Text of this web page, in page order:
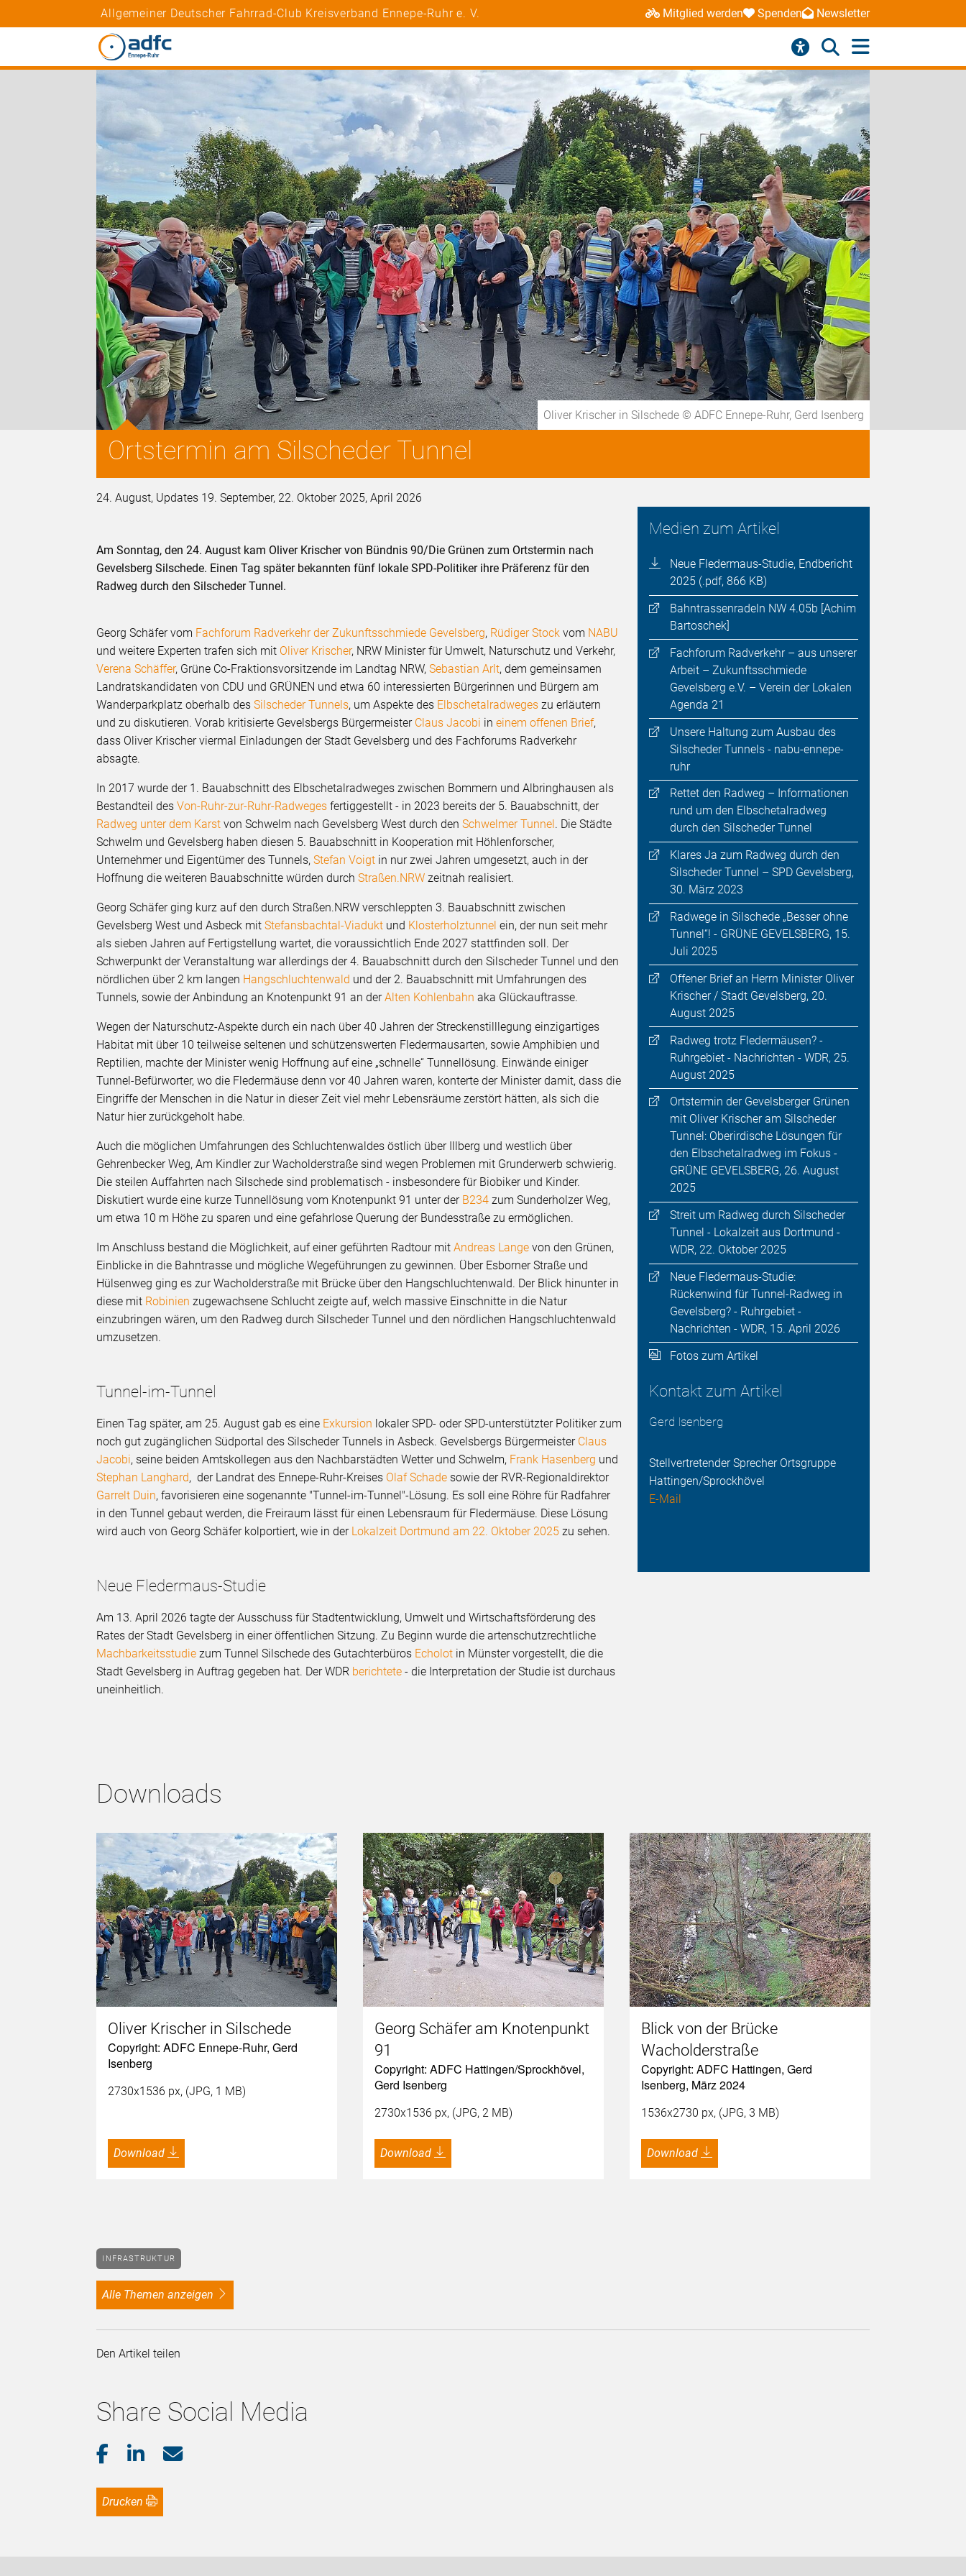
Allgemeiner Deutscher Fahrrad-Club Kreisverband Ennepe-Ruhr e. V. Mitglied werden Spenden Newsletter
Oliver Krischer in Silschede © ADFC Ennepe-Ruhr, Gerd Isenberg
Ortstermin am Silscheder Tunnel
24. August, Updates 19. September, 22. Oktober 2025, April 2026
Medien zum Artikel
Neue Fledermaus-Studie, Endbericht
2025 (.pdf, 866 KB)
Bahntrassenradeln NW 4.05b [Achim
Bartoschek]
Fachforum Radverkehr – aus unserer
Arbeit – Zukunftsschmiede
Gevelsberg e.V. – Verein der Lokalen
Agenda 21
Unsere Haltung zum Ausbau des
Silscheder Tunnels - nabu-ennepe-
ruhr
Rettet den Radweg – Informationen
rund um den Elbschetalradweg
durch den Silscheder Tunnel
Klares Ja zum Radweg durch den
Silscheder Tunnel – SPD Gevelsberg,
30. März 2023
Radwege in Silschede „Besser ohne
Tunnel“! - GRÜNE GEVELSBERG, 15.
Juli 2025
Offener Brief an Herrn Minister Oliver
Krischer / Stadt Gevelsberg, 20.
August 2025
Radweg trotz Fledermäusen? -
Ruhrgebiet - Nachrichten - WDR, 25.
August 2025
Ortstermin der Gevelsberger Grünen
mit Oliver Krischer am Silscheder
Tunnel: Oberirdische Lösungen für
den Elbschetalradweg im Fokus -
GRÜNE GEVELSBERG, 26. August
2025
Streit um Radweg durch Silscheder
Tunnel - Lokalzeit aus Dortmund -
WDR, 22. Oktober 2025
Neue Fledermaus-Studie:
Rückenwind für Tunnel-Radweg in
Gevelsberg? - Ruhrgebiet -
Nachrichten - WDR, 15. April 2026
Fotos zum Artikel
Kontakt zum Artikel
Gerd Isenberg
Stellvertretender Sprecher Ortsgruppe
Hattingen/Sprockhövel
E-Mail
Am Sonntag, den 24. August kam Oliver Krischer von Bündnis 90/Die Grünen zum Ortstermin nach
Gevelsberg Silschede. Einen Tag später bekannten fünf lokale SPD-Politiker ihre Präferenz für den
Radweg durch den Silscheder Tunnel.
Georg Schäfer vom Fachforum Radverkehr der Zukunftsschmiede Gevelsberg, Rüdiger Stock vom NABU
und weitere Experten trafen sich mit Oliver Krischer, NRW Minister für Umwelt, Naturschutz und Verkehr,
Verena Schäffer, Grüne Co-Fraktionsvorsitzende im Landtag NRW,Sebastian Arlt, dem gemeinsamen
Landratskandidaten von CDU und GRÜNEN und etwa 60 interessierten Bürgerinnen und Bürgern am
Wanderparkplatz oberhalb desSilscheder Tunnels, um Aspekte des Elbschetalradweges zu erläutern
und zu diskutieren. Vorab kritisierte Gevelsbergs Bürgermeister Claus Jacobi ineinem offenen Brief,
dass Oliver Krischer viermal Einladungen der Stadt Gevelsberg und des Fachforums Radverkehr
absagte.
In 2017 wurde der 1. Bauabschnitt des Elbschetalradweges zwischen Bommern und Albringhausen als
Bestandteil desVon-Ruhr-zur-Ruhr-Radweges fertiggestellt - in 2023 bereits der 5. Bauabschnitt, der
Radweg unter dem Karst von Schwelm nach Gevelsberg West durch denSchwelmer Tunnel. Die Städte
Schwelm und Gevelsberg haben diesen 5. Bauabschnitt in Kooperation mit Höhlenforscher,
Unternehmer und Eigentümer des Tunnels,Stefan Voigt in nur zwei Jahren umgesetzt, auch in der
Hoffnung die weiteren Bauabschnitte würden durchStraßen.NRW zeitnah realisiert.
Georg Schäfer ging kurz auf den durch Straßen.NRW verschleppten 3. Bauabschnitt zwischen
Gevelsberg West und Asbeck mitStefansbachtal-Viadukt und Klosterholztunnel ein, der nun seit mehr
als sieben Jahren auf Fertigstellung wartet, die voraussichtlich Ende 2027 stattfinden soll. Der
Schwerpunkt der Veranstaltung war allerdings der 4. Bauabschnitt durch den Silscheder Tunnel und den
nördlichen über 2 km langen Hangschluchtenwald und der 2. Bauabschnitt mit Umfahrungen des
Tunnels, sowie der Anbindung an Knotenpunkt 91 an derAlten Kohlenbahn aka Glückauftrasse.
Wegen der Naturschutz-Aspekte durch ein nach über 40 Jahren der Streckenstilllegung einzigartiges
Habitat mit über 10 teilweise seltenen und schützenswerten Fledermausarten, sowie Amphibien und
Reptilien, machte der Minister wenig Hoffnung auf eine „schnelle“ Tunnellösung. Einwände einiger
Tunnel-Befürworter, wo die Fledermäuse denn vor 40 Jahren waren, konterte der Minister damit, dass die
Eingriffe der Menschen in die Natur in dieser Zeit viel mehr Lebensräume zerstört hätten, als sich die
Natur hier zurückgeholt habe.
Auch die möglichen Umfahrungen des Schluchtenwaldes östlich über Illberg und westlich über
Gehrenbecker Weg, Am Kindler zur Wacholderstraße sind wegen Problemen mit Grunderwerb schwierig.
Die steilen Auffahrten nach Silschede sind problematisch - insbesondere für Biobiker und Kinder.
Diskutiert wurde eine kurze Tunnellösung vom Knotenpunkt 91 unter der B234 zum Sunderholzer Weg,
um etwa 10 m Höhe zu sparen und eine gefahrlose Querung der Bundesstraße zu ermöglichen.
Im Anschluss bestand die Möglichkeit, auf einer geführten Radtour mitAndreas Lange von den Grünen,
Einblicke in die Bahntrasse und mögliche Wegeführungen zu gewinnen. Über Esborner Straße und
Hülsenweg ging es zur Wacholderstraße mit Brücke über den Hangschluchtenwald. Der Blick hinunter in
diese mit Robinien zugewachsene Schlucht zeigte auf, welch massive Einschnitte in die Natur
einzubringen wären, um den Radweg durch Silscheder Tunnel und den nördlichen Hangschluchtenwald
umzusetzen.
Tunnel-im-Tunnel
Einen Tag später, am 25. August gab es eine Exkursion lokaler SPD- oder SPD-unterstützter Politiker zum
noch gut zugänglichen Südportal des Silscheder Tunnels in Asbeck. Gevelsbergs Bürgermeister Claus
Jacobi, seine beiden Amtskollegen aus den Nachbarstädten Wetter und Schwelm, Frank Hasenberg und
Stephan Langhard, der Landrat des Ennepe-Ruhr-Kreises Olaf Schade sowie der RVR-Regionaldirektor
Garrelt Duin, favorisieren eine sogenannte "Tunnel-im-Tunnel"-Lösung. Es soll eine Röhre für Radfahrer
in den Tunnel gebaut werden, die Freiraum lässt für einen Lebensraum für Fledermäuse. Diese Lösung
wird auch von Georg Schäfer kolportiert, wie in der Lokalzeit Dortmund am 22. Oktober 2025 zu sehen.
Neue Fledermaus-Studie
Am 13. April 2026 tagte der Ausschuss für Stadtentwicklung, Umwelt und Wirtschaftsförderung des
Rates der Stadt Gevelsberg in einer öffentlichen Sitzung. Zu Beginn wurde die artenschutzrechtliche
Machbarkeitsstudie zum Tunnel Silschede des Gutachterbüros Echolot in Münster vorgestellt, die die
Stadt Gevelsberg in Auftrag gegeben hat. Der WDR berichtete - die Interpretation der Studie ist durchaus
uneinheitlich.
Downloads
Oliver Krischer in Silschede
Copyright: ADFC Ennepe-Ruhr, Gerd
Isenberg
2730x1536 px, (JPG, 1 MB)
Download
Georg Schäfer am Knotenpunkt
91
Copyright: ADFC Hattingen/Sprockhövel,
Gerd Isenberg
2730x1536 px, (JPG, 2 MB)
Download
Blick von der Brücke
Wacholderstraße
Copyright: ADFC Hattingen, Gerd
Isenberg, März 2024
1536x2730 px, (JPG, 3 MB)
Download
INFRASTRUKTUR
alle Themen anzeigen
Den Artikel teilen
Share Social Media
Drucken